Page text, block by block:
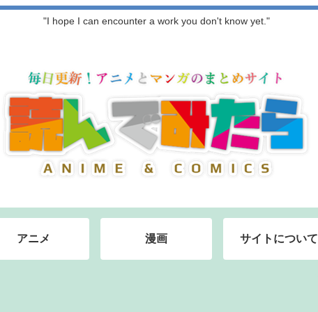
"I hope I can encounter a work you don't know yet."
アニメ 漫画 サイトについて